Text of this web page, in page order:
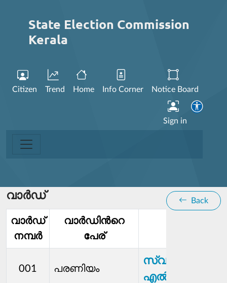
State Election Commission
Kerala
Citizen Trend Home Info Corner Notice Board
Sign in
വാര്‍ഡ് Back
വാര്‍ഡ്‌
നമ്പര്‍
വാര്‍ഡിൻറെ
പേര്
001 പരണിയം
സ്വയംപ്രഭ.
എൽ . കെ